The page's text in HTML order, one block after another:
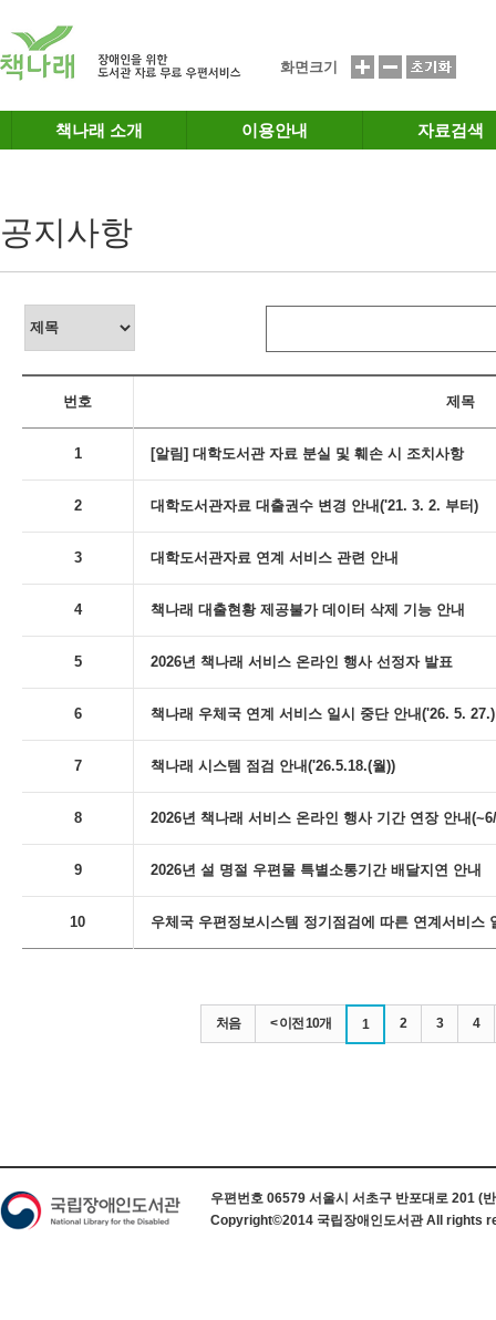
화면크기
책나래 소개 이용안내 자료검색
공지사항
번호 제목
1 [알림] 대학도서관 자료 분실 및 훼손 시 조치사항
2 대학도서관자료 대출권수 변경 안내('21. 3. 2. 부터)
3 대학도서관자료 연계 서비스 관련 안내
4 책나래 대출현황 제공불가 데이터 삭제 기능 안내
5 2026년 책나래 서비스 온라인 행사 선정자 발표
6 책나래 우체국 연계 서비스 일시 중단 안내('26. 5. 27.)
7 책나래 시스템 점검 안내('26.5.18.(월))
8 2026년 책나래 서비스 온라인 행사 기간 연장 안내
9 2026년 설 명절 우편물 특별소통기간 배달지연 안내
10 우체국 우편정보시스템 정기점검에 따른 연계서비스
처음 < 이전 10개 1 2 3 4
우편번호 06579 서울시 서초구 반포대로 201 (
Copyright©2014 국립장애인도서관 All rights